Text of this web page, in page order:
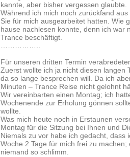
kannte, aber bisher vergessen glaubte.
Während ich mich noch zurückfand
Sie für mich ausgearbeitet hatten. Wie
hause nachlesen konnte, denn ich war
Trance beschäftigt.
……………..
Für unseren dritten Termin
Zuerst wollte ich ja nicht diesen langen
da so lange besprechen will. Da ich
Minuten – Trance Reise nicht gelohnt
Wir vereinbarten einen Montag; ich
Wochenende zur Erholung gönnen
wollte.
Was mich heute noch in Erstaunen
Montag für die Sitzung bei Ihnen und
Niemals zu vor habe ich gedacht,
Woche 2 Tage für mich frei zu
niemand so schlimm.